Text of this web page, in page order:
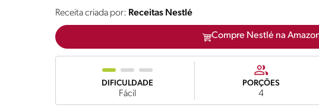
Receita criada por: Receitas Nestlé
Compre Nestlé na
DIFICULDADE
Fácil
PORÇÕES
4